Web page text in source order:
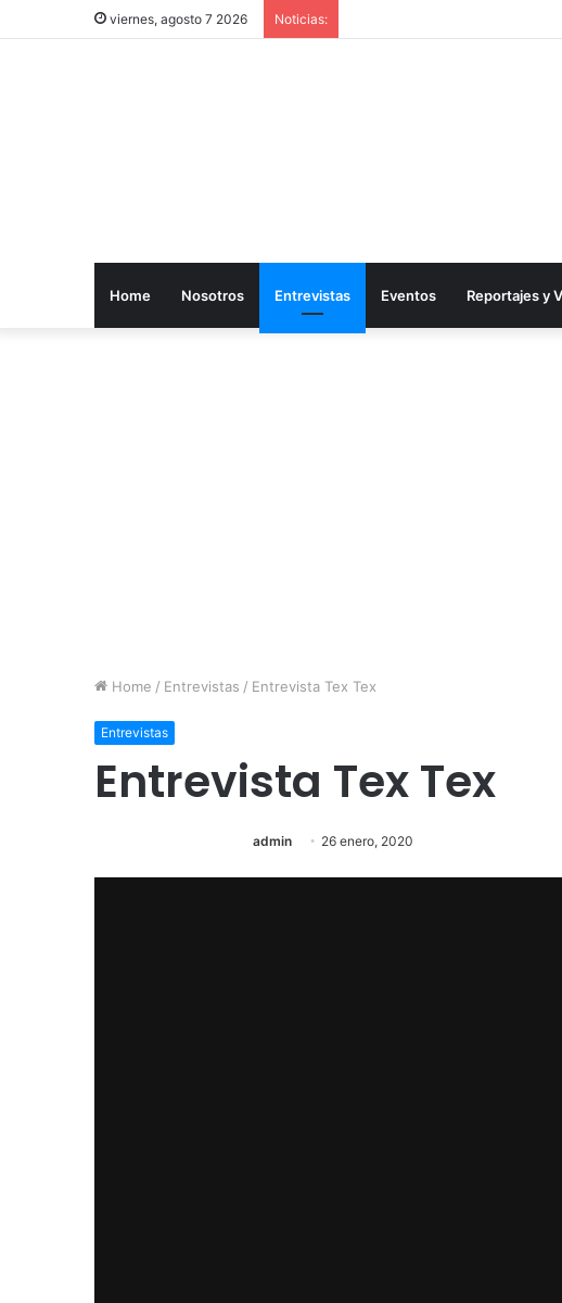
viernes, agosto 7 2026 Noticias:
Home Nosotros Entrevistas Eventos Reportajes y
Home / Entrevistas / Entrevista Tex Tex
Entrevistas
Entrevista Tex Tex
admin 26 enero, 2020